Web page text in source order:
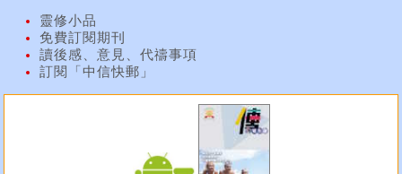
靈修小品
免費訂閱期刊
讀後感、意見、代禱事項
訂閱「中信快郵」